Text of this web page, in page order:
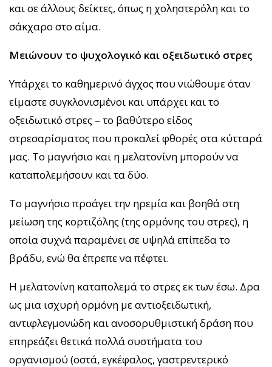
και σε άλλους δείκτες, όπως η χοληστερόλη και το
σάκχαρο στο αίμα.
Μειώνουν το ψυχολογικό και οξειδωτικό στρες
Υπάρχει το καθημερινό άγχος που νιώθουμε όταν
είμαστε συγκλονισμένοι και υπάρχει και το
οξειδωτικό στρες – το βαθύτερο είδος
στρεσαρίσματος που προκαλεί φθορές στα κύτταρά
μας. Το μαγνήσιο και η μελατονίνη μπορούν να
καταπολεμήσουν και τα δύο.
Το μαγνήσιο προάγει την ηρεμία και βοηθά στη
μείωση της κορτιζόλης (της ορμόνης του στρες), η
οποία συχνά παραμένει σε υψηλά επίπεδα το
βράδυ, ενώ θα έπρεπε να πέφτει.
Η μελατονίνη καταπολεμά το στρες εκ των έσω. Δρα
ως μια ισχυρή ορμόνη με αντιοξειδωτική,
αντιφλεγμονώδη και ανοσορυθμιστική δράση που
επηρεάζει θετικά πολλά συστήματα του
οργανισμού (οστά, εγκέφαλος, γαστρεντερικό